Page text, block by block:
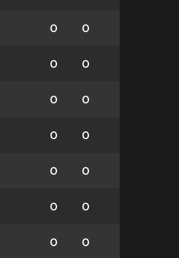
0 0
0 0
0 0
0 0
0 0
0 0
0 0